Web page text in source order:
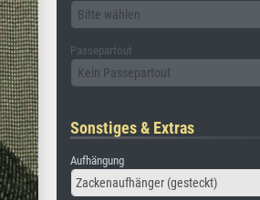
Bitte wählen
Passepartout
Kein Passepartout
Sonstiges & Extras
Aufhängung
Zackenaufhänger (gesteckt)